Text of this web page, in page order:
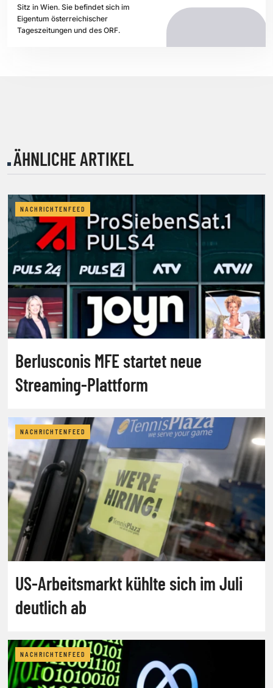
Sitz in Wien. Sie befindet sich im
Eigentum österreichischer
Tageszeitungen und des ORF.
ÄHNLICHE ARTIKEL
NACHRICHTENFEED
Berlusconis MFE startet neue
Streaming-Plattform
NACHRICHTENFEED
US-Arbeitsmarkt kühlte sich im Juli
deutlich ab
NACHRICHTENFEED